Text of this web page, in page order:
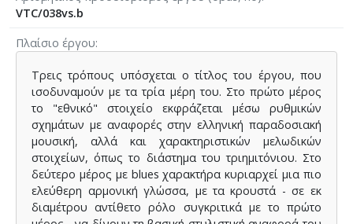
VTC/038vs.b
Πλαίσιο έργου
Τρεις τρόπους υπόσχεται ο τίτλος του έργου, που
ισοδυναμούν με τα τρία μέρη του. Στο πρώτο μέρος
το "εθνικό" στοιχείο εκφράζεται μέσω ρυθμικών
σχημάτων με αναφορές στην ελληνική παραδοσιακή
μουσική, αλλά και χαρακτηριστικών μελωδικών
στοιχείων, όπως το διάστημα του τριημιτόνιου. Στο
δεύτερο μέρος με blues χαρακτήρα κυριαρχεί μια πιο
ελεύθερη αρμονική γλώσσα, με τα κρουστά - σε εκ
διαμέτρου αντίθετο ρόλο συγκριτικά με το πρώτο